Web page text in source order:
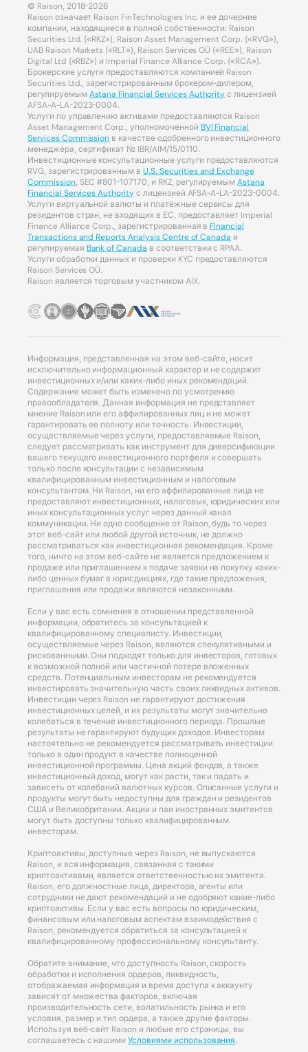
© Raison, 2018-2026
Raison означает Raison FinTechnologies Inc. и ее дочерние
компании, находящиеся в полной собственности: Raison
Securities Ltd. («RKZ»), Raison Asset Management Corp. («RVG»),
UAB Raison Markets («RLT»), Raison Services OÜ («REE»), Raison
Digital Ltd («RBZ») и Imperial Finance Alliance Corp. («RCA»).
Брокерские услуги предоставляются компанией Raison
Securities Ltd., зарегистрированным брокером-дилером,
регулируемым Astana Financial Services Authority с лицензией
AFSA-A-LA-2023-0004.
Услуги по управлению активами предоставляются Raison
Asset Management Corp., уполномоченной BVI Financial
Services Commission в качестве одобренного инвестиционного
менеджера, сертификат № IBR/AIM/15/0110.
Инвестиционные консультационные услуги предоставляются
RVG, зарегистрированным вU.S. Securities and Exchange
Commission, SEC #801-107170, и RKZ, регулируемымAstana
Financial Services Authority с лицензией AFSA-A-LA-2023-0004.
Услуги виртуальной валюты и платёжные сервисы для
резидентов стран, не входящих в ЕС, предоставляет Imperial
Finance Alliance Corp., зарегистрированная вFinancial
Transactions and Reports Analysis Centre of Canada и
регулируемая Bank of Canada в соответствии с RPAA.
Услуги обработки данных и проверки KYC предоставляются
Raison Services OÜ.
Raison является торговым участником AIX.
Информация, представленная на этом веб-сайте, носит
исключительно информационный характер и не содержит
инвестиционных и/или каких-либо иных рекомендаций.
Содержание может быть изменено по усмотрению
правообладателя. Данная информация не представляет
мнение Raison или его аффилированных лиц и не может
гарантировать ее полноту или точность. Инвестиции,
осуществляемые через услуги, предоставляемые Raison,
следует рассматривать как инструмент для диверсификации
вашего текущего инвестиционного портфеля и совершать
только после консультации с независимым
квалифицированным инвестиционным и налоговым
консультантом. Ни Raison, ни его аффилированные лица не
предоставляют инвестиционных, налоговых, юридических или
иных консультационных услуг через данный канал
коммуникации. Ни одно сообщение от Raison, будь то через
этот веб-сайт или любой другой источник, не должно
рассматриваться как инвестиционная рекомендация. Кроме
того, ничто на этом веб-сайте не является предложением к
продаже или приглашением к подаче заявки на покупку каких-
либо ценных бумаг в юрисдикциях, где такие предложения,
приглашения или продажи являются незаконными.
Если у вас есть сомнения в отношении представленной
информации, обратитесь за консультацией к
квалифицированному специалисту. Инвестиции,
осуществляемые через Raison, являются спекулятивными и
рискованными. Они подходят только для инвесторов, готовых
к возможной полной или частичной потере вложенных
средств. Потенциальным инвесторам не рекомендуется
инвестировать значительную часть своих ликвидных активов.
Инвестиции через Raison не гарантируют достижения
инвестиционных целей, и их результаты могут значительно
колебаться в течение инвестиционного периода. Прошлые
результаты не гарантируют будущих доходов. Инвесторам
настоятельно не рекомендуется рассматривать инвестиции
только в один продукт в качестве полноценной
инвестиционной программы. Цена акций фондов, а также
инвестиционный доход, могут как расти, так и падать и
зависеть от колебаний валютных курсов. Описанные услуги и
продукты могут быть недоступны для граждан и резидентов
США и Великобритании. Акции и паи иностранных эмитентов
могут быть доступны только квалифицированным
инвесторам.
Криптоактивы, доступные через Raison, не выпускаются
Raison, и вся информация, связанная с такими
криптоактивами, является ответственностью их эмитента.
Raison, его должностные лица, директора, агенты или
сотрудники не дают рекомендаций и не одобряют какие-либо
криптоактивы. Если у вас есть вопросы по юридическим,
финансовым или налоговым аспектам взаимодействия с
Raison, рекомендуется обратиться за консультацией к
квалифицированному профессиональному консультанту.
Обратите внимание, что доступность Raison, скорость
обработки и исполнения ордеров, ликвидность,
отображаемая информация и время доступа к аккаунту
зависят от множества факторов, включая
производительность сети, волатильность рынка и его
условия, размер и тип ордера, а также другие факторы.
Используя веб-сайт Raison и любые его страницы, вы
соглашаетесь с нашимиУсловиями использования.